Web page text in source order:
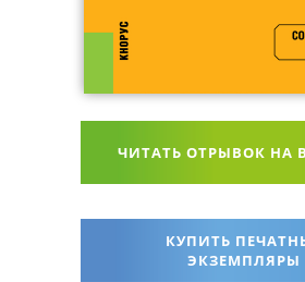
ЧИТАТЬ ОТРЫВОК НА
КУПИТЬ
ЭКЗЕМПЛЯРЫ